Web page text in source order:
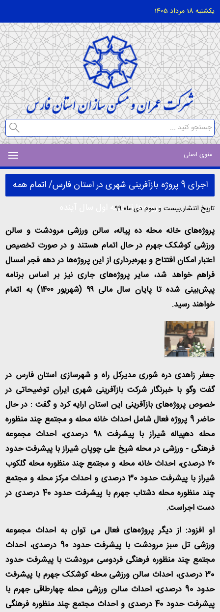
یکشنبه 18 مرداد 1405
منوی اصلی
اجرای 9 پروژه بازآفرینی شهری در استان فارس/ اتمام همه
پروژه‌ها تا نیمه اول سال آیندهتاریخ انتشار:بیست و سوم دی ماه 99
پروژه‌های خانه محله ده پیاله، سالن ورزشی مرودشت و سالن
ورزشی کوشکک جهرم در حال اتمام هستند و در صورت تخصیص
اعتبار امکان افتتاح و بهره‌برداری از این پروژه‌ها در دهه فجر امسال
فراهم خواهد شد، سایر پروژه‌های جاری نیز بر اساس برنامه
پیش‌بینی شده تا پایان سال مالی ۹۹ (شهریور ۱۴۰۰) به اتمام
خواهند رسید.
جعفر زاهدی دره شوری مدیرکل راه و شهرسازی استان فارس در
گفت وگو با خبرنگار شرکت بازآفرینی شهری ایران توضیحاتی در
خصوص پروژه‌های بازآفرینی این استان ارایه کرد و گفت : در حال
حاضر 9 پروژه فعال شامل احداث خانه محله و مجتمع چند منظوره
محله دهپیاله شیراز با پیشرفت ۹۸ درصدی، احداث مجموعه
فرهنگی - ورزشی در محله شیخ علی چوپان شیراز با پیشرفت حدود
۲۰ درصدی، احداث خانه محله و مجتمع چند منظوره محله گلکوب
شیراز با پیشرفت حدود 30 درصدی و احداث مرکز محله و مجتمع
چند منظوره محله دشتاب جهرم با پیشرفت حدود 40 درصدی در
دست اجراست.
او افزود: از دیگر پروژه‌های فعال می توان به احداث مجموعه
ورزشی تل سبز مرودشت با پیشرفت حدود 90 درصدی، احداث
مجتمع چند منظوره فرهنگی فردوسی مرودشت با پیشرفت حدود
30 درصدی، احداث سالن ورزشی محله کوشکک جهرم با پیشرفت
حدود 90 درصدی، احداث سالن ورزشی محله چهارطاقی جهرم با
پیشرفت حدود 40 درصدی و احداث مجتمع چند منظوره فرهنگی